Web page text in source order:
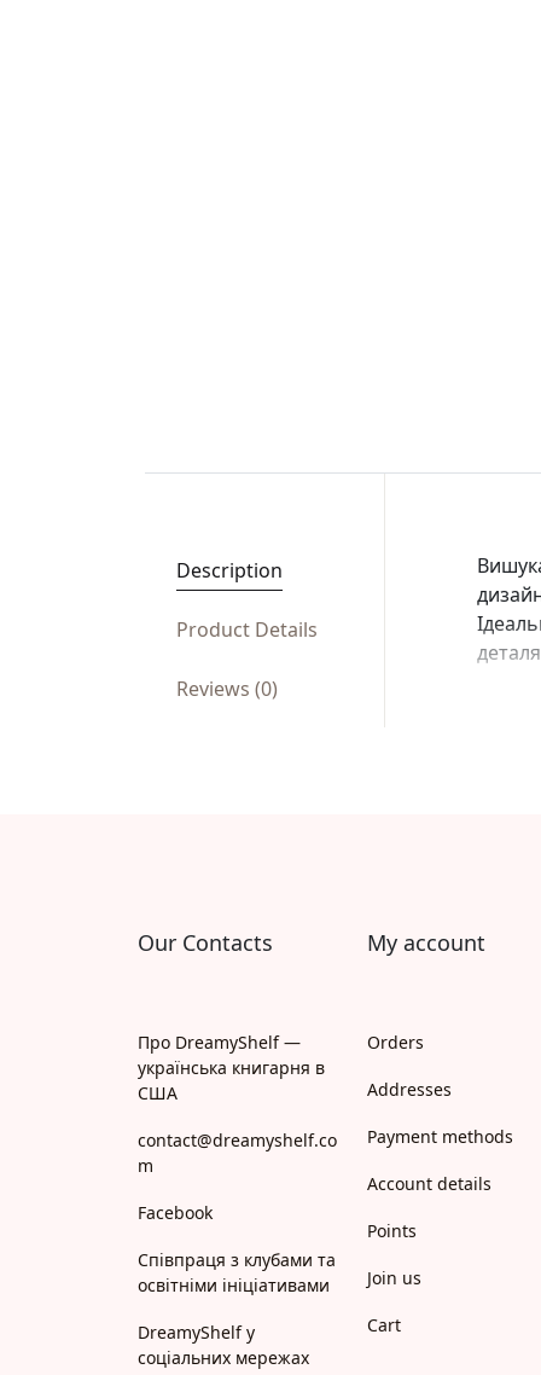
Description
Product Details
Reviews (0)
Our Contacts
Про DreamyShelf —
українська книгарня в
США
contact@dreamyshelf.co
m
Facebook
Співпраця з клубами та
освітніми ініціативами
DreamyShelf у
соціальних мережах
My account
Orders
Addresses
Payment methods
Account details
Points
Join us
Cart